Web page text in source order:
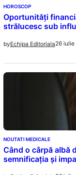
HOROSCOP
Oportunități
strălucesc sub
byEchipa Editoriala26
NOUTATI MEDICALE
Când o cârpă albă
semnificația și